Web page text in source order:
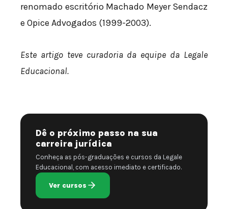
renomado escritório Machado Meyer Sendacz
e Opice Advogados (1999-2003).
Este artigo teve curadoria da equipe da Legale
Educacional.
Dê o próximo passo na sua
carreira jurídica
Conheça as pós-graduações e cursos da Legale
Educacional, com acesso imediato e certificado.
Ver cursos